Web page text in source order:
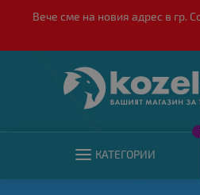
Вече сме на новия адрес в гр.
КАТЕГОРИИ